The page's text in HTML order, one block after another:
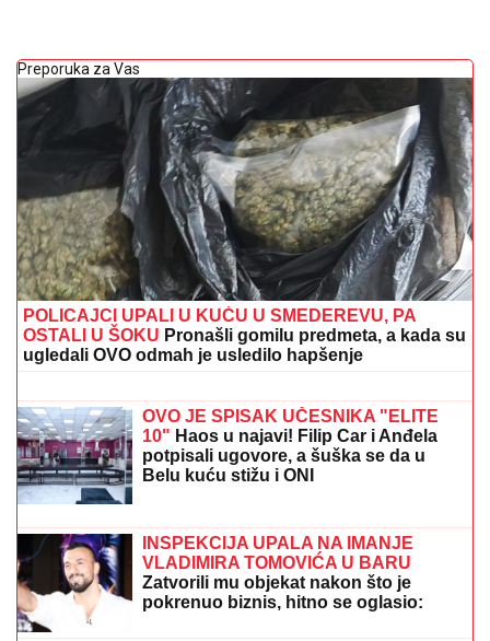
Preporuka za Vas
POLICAJCI UPALI U KUĆU U SMEDEREVU, PA
OSTALI U ŠOKU Pronašli gomilu predmeta, a kada su
ugledali OVO odmah je usledilo hapšenje
OSUMNJIČEN ZA UBISTVO SVOJE
MAJKE NA NOVOM BEOGRADU!
Policija ga izvela bosog, KRVAVIH
nogu sa lisicama na rukama, ušao u
kola Hitne pomoći
potpisali ugovore, a šuška se da u
Belu kuću stižu i ONI